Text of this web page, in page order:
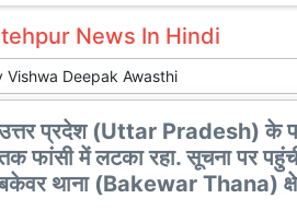
News In Hindi
Vishwa Deepak Awasthi
प्रदेश (Uttar Pradesh) के
फांसी में लटका रहा. सूचना पर
थाना (Bakewar Thana)